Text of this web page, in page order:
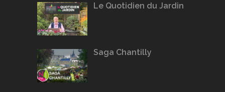
Le Quotidien du Jardin
Saga Chantilly